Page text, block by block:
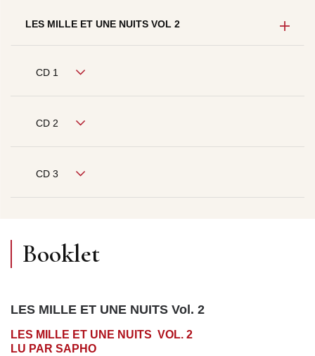
LES MILLE ET UNE NUITS VOL 2
CD 1
CD 2
CD 3
Booklet
LES MILLE ET UNE NUITS Vol. 2
LES MILLE ET UNE NUITS VOL. 2
LU PAR SAPHO